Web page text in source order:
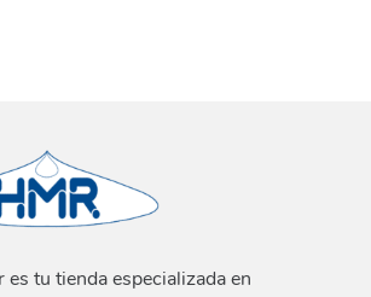
es tu tienda especializada en